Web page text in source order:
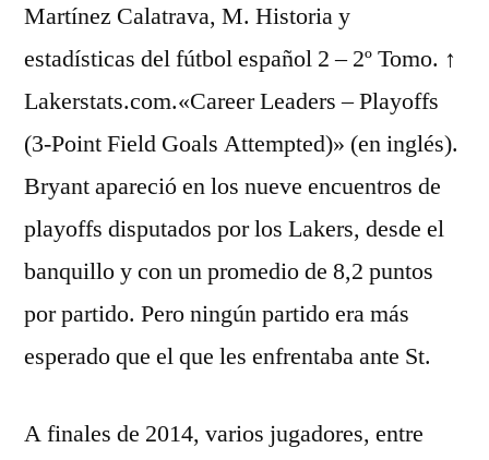
Martínez Calatrava, M. Historia y
estadísticas del fútbol español 2 – 2º Tomo. ↑
Lakerstats.com.«Career Leaders – Playoffs
(3-Point Field Goals Attempted)» (en inglés).
Bryant apareció en los nueve encuentros de
playoffs disputados por los Lakers, desde el
banquillo y con un promedio de 8,2 puntos
por partido. Pero ningún partido era más
esperado que el que les enfrentaba ante St.
A finales de 2014, varios jugadores, entre